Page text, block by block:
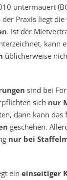
untermauert
der Praxis liegt
. Ist der
kann
üblicherweise
sind bei
sich nur
dann kann das
geschehen.
nur bei
ein einseitiger